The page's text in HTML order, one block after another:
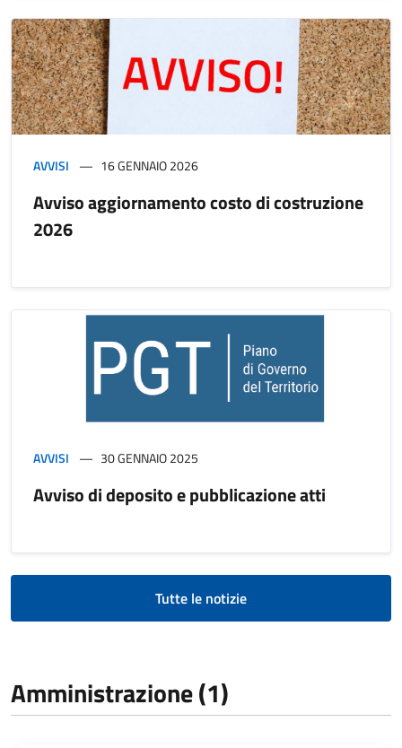
AVVISI 16 GENNAIO 2026
Avviso aggiornamento costo di costruzione
2026
AVVISI 30 GENNAIO 2025
Avviso di deposito e pubblicazione atti
Tutte le notizie
Amministrazione (1)